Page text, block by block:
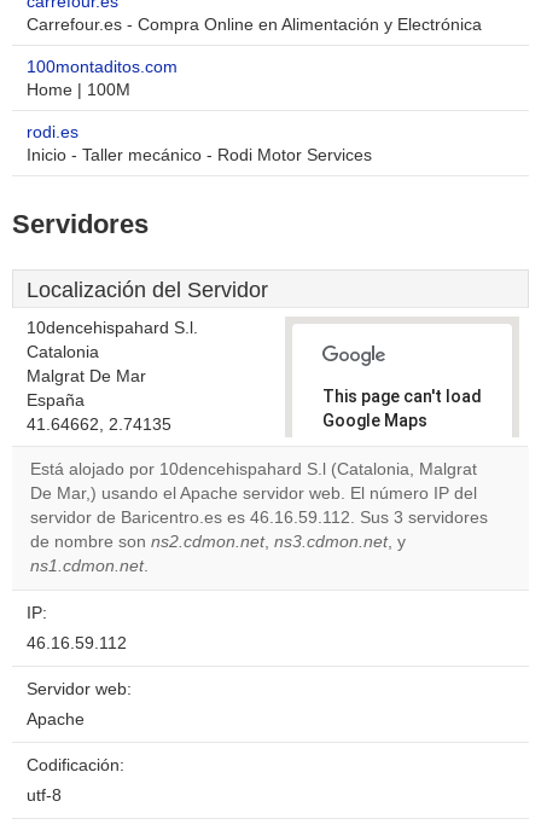
Carrefour.es - Compra Online en Alimentación y Electrónica
100montaditos.com
Home | 100M
rodi.es
Inicio - Taller mecánico - Rodi Motor Services
Servidores
Localización del Servidor
10dencehispahard S.l.
Catalonia
Malgrat De Mar
España
41.64662, 2.74135
This page can't load
Google Maps
correctly.
Do you
own this
website?
OK
Está alojado por 10dencehispahard S.l (Catalonia, Malgrat
De Mar,) usando el Apache servidor web. El número IP del
servidor de Baricentro.es es 46.16.59.112. Sus 3 servidores
de nombre son ns2.cdmon.net, ns3.cdmon.net, y
ns1.cdmon.net.
IP:
46.16.59.112
Servidor web:
Apache
Codificación:
utf-8